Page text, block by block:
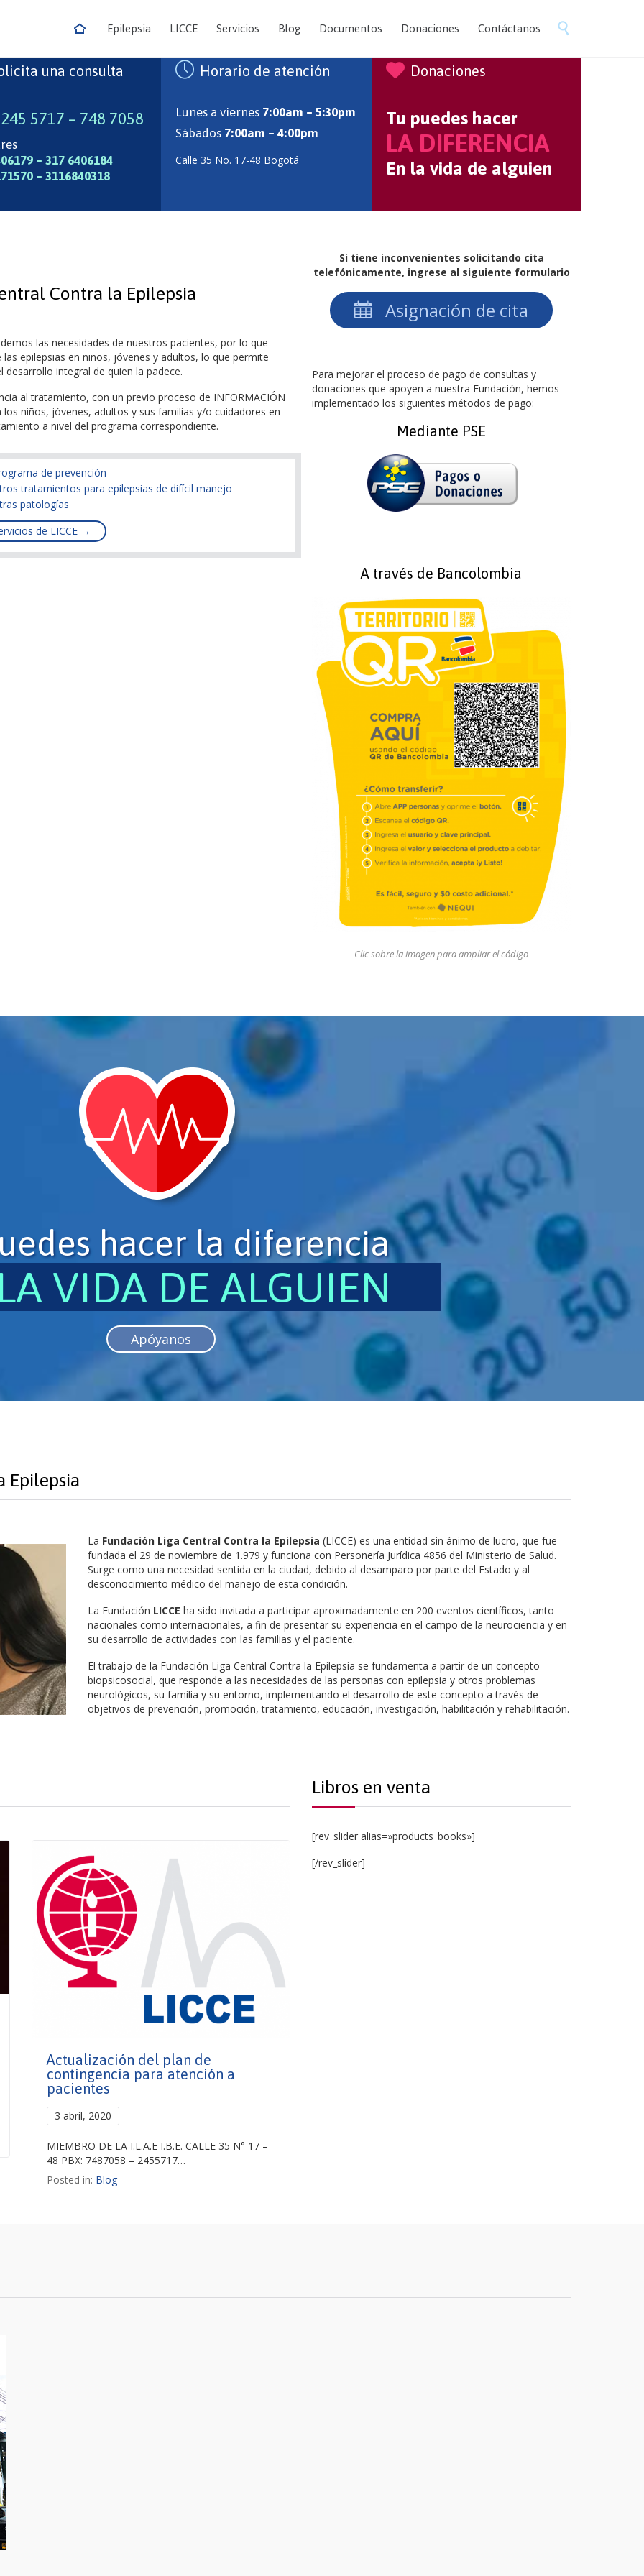
Skip
to
Epilepsia LICCE Servicios Blog Documentos Donaciones Contáctanos 
una consulta
5717 – 748 7058
– 317 6406184
– 3116840318
 Horario de atención
Lunes a viernes 7:00am – 5:30pm
Sábados 7:00am – 4:00pm
Calle 35 No. 17-48 Bogotá
 Donaciones
Tu puedes hacer
LA DIFERENCIA
En la vida de alguien
Contra la Epilepsia
las necesidades de nuestros pacientes, por lo que
epilepsias en niños, jóvenes y adultos, lo que permite
integral de quien la padece.
al tratamiento, con un previo proceso de INFORMACIÓN
los niños, jóvenes, adultos y sus familias y/o cuidadores en
a nivel del programa correspondiente.
de prevención
tratamientos para epilepsias de difícil manejo
patologías
de LICCE →
Si tiene inconvenientes solicitando cita
telefónicamente, ingrese al siguiente formulario
 Asignación de cita
Para mejorar el proceso de pago de consultas y
donaciones que apoyen a nuestra Fundación, hemos
implementado los siguientes métodos de pago:
Mediante PSE
A través de Bancolombia
Clic sobre la imagen para ampliar el código
hacer la diferencia
VIDA DE ALGUIEN
Apóyanos
Epilepsia
La Fundación Liga Central Contra la Epilepsia (LICCE) es una entidad sin ánimo de lucro, que fue
fundada el 29 de noviembre de 1.979 y funciona con Personería Jurídica 4856 del Ministerio de Salud.
Surge como una necesidad sentida en la ciudad, debido al desamparo por parte del Estado y al
desconocimiento médico del manejo de esta condición.
La Fundación LICCE ha sido invitada a participar aproximadamente en 200 eventos científicos, tanto
nacionales como internacionales, a fin de presentar su experiencia en el campo de la neurociencia y en
su desarrollo de actividades con las familias y el paciente.
El trabajo de la Fundación Liga Central Contra la Epilepsia se fundamenta a partir de un concepto
biopsicosocial, que responde a las necesidades de las personas con epilepsia y otros problemas
neurológicos, su familia y su entorno, implementando el desarrollo de este concepto a través de
objetivos de prevención, promoción, tratamiento, educación, investigación, habilitación y rehabilitación.
Actualización del plan de
contingencia para atención a
pacientes
3 abril, 2020
MIEMBRO DE LA I.L.A.E I.B.E. CALLE 35 N° 17 –
48 PBX: 7487058 – 2455717…
Posted in: Blog
Libros en venta
[rev_slider alias=»products_books»]
[/rev_slider]